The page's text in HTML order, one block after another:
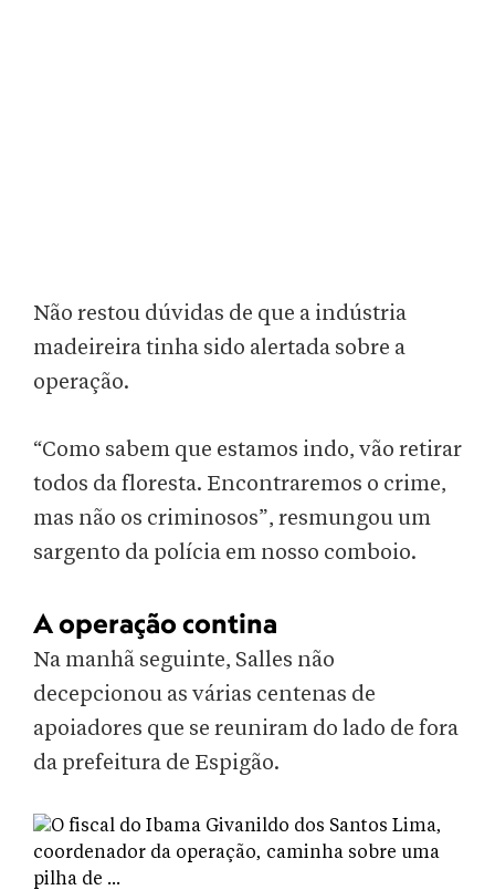
Não restou dúvidas de que a indústria
madeireira tinha sido alertada sobre a
operação.
“Como sabem que estamos indo, vão retirar
todos da floresta. Encontraremos o crime,
mas não os criminosos”, resmungou um
sargento da polícia em nosso comboio.
A operação contina
Na manhã seguinte, Salles não
decepcionou as várias centenas de
apoiadores que se reuniram do lado de fora
da prefeitura de Espigão.